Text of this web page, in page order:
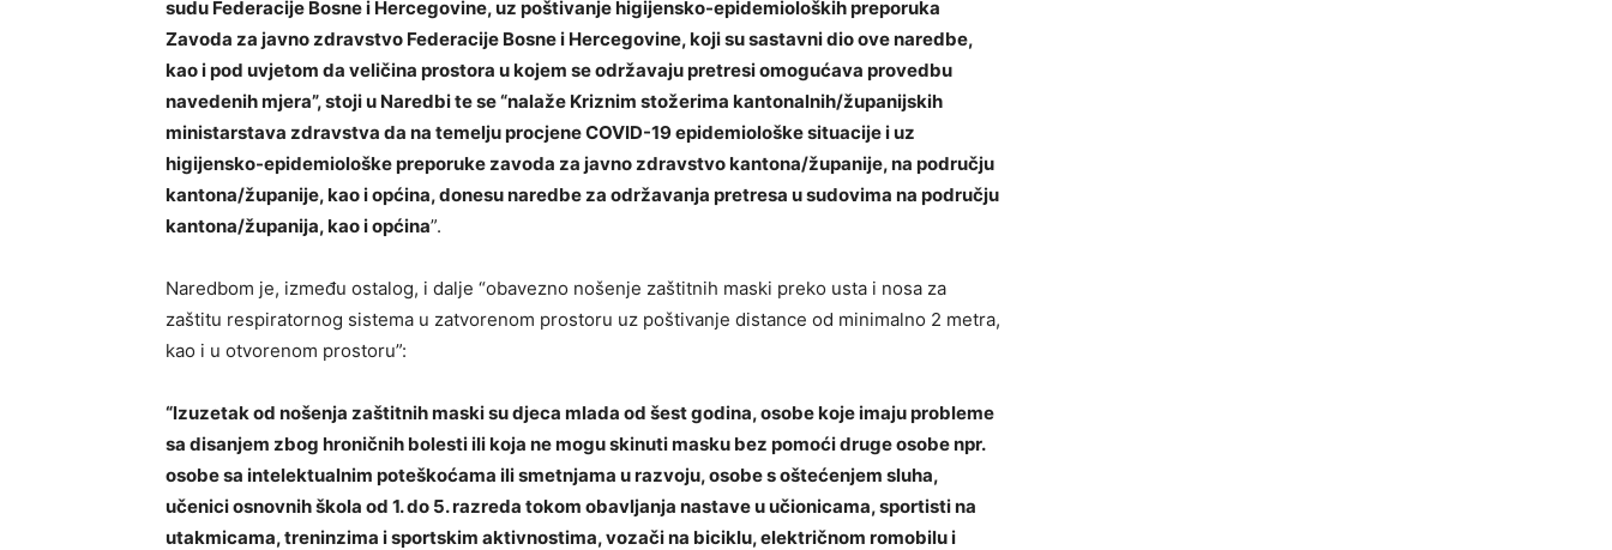
sudu Federacije Bosne i Hercegovine, uz poštivanje higijensko-epidemioloških preporuka
Zavoda za javno zdravstvo Federacije Bosne i Hercegovine, koji su sastavni dio ove naredbe,
kao i pod uvjetom da veličina prostora u kojem se održavaju pretresi omogućava provedbu
navedenih mjera”, stoji u Naredbi te se “nalaže Kriznim stožerima kantonalnih/županijskih
ministarstava zdravstva da na temelju procjene COVID-19 epidemiološke situacije i uz
higijensko-epidemiološke preporuke zavoda za javno zdravstvo kantona/županije, na području
kantona/županije, kao i općina, donesu naredbe za održavanja pretresa u sudovima na području
kantona/županija, kao i općina”.
Naredbom je, između ostalog, i dalje “obavezno nošenje zaštitnih maski preko usta i nosa za
zaštitu respiratornog sistema u zatvorenom prostoru uz poštivanje distance od minimalno 2 metra,
kao i u otvorenom prostoru”:
“lzuzetak od nošenja zaštitnih maski su djeca mlada od šest godina, osobe koje imaju probleme
sa disanjem zbog hroničnih bolesti ili koja ne mogu skinuti masku bez pomoći druge osobe npr.
osobe sa intelektualnim poteškoćama ili smetnjama u razvoju, osobe s oštećenjem sluha,
učenici osnovnih škola od 1. do 5. razreda tokom obavljanja nastave u učionicama, sportisti na
utakmicama, treninzima i sportskim aktivnostima, vozači na biciklu, električnom romobilu i